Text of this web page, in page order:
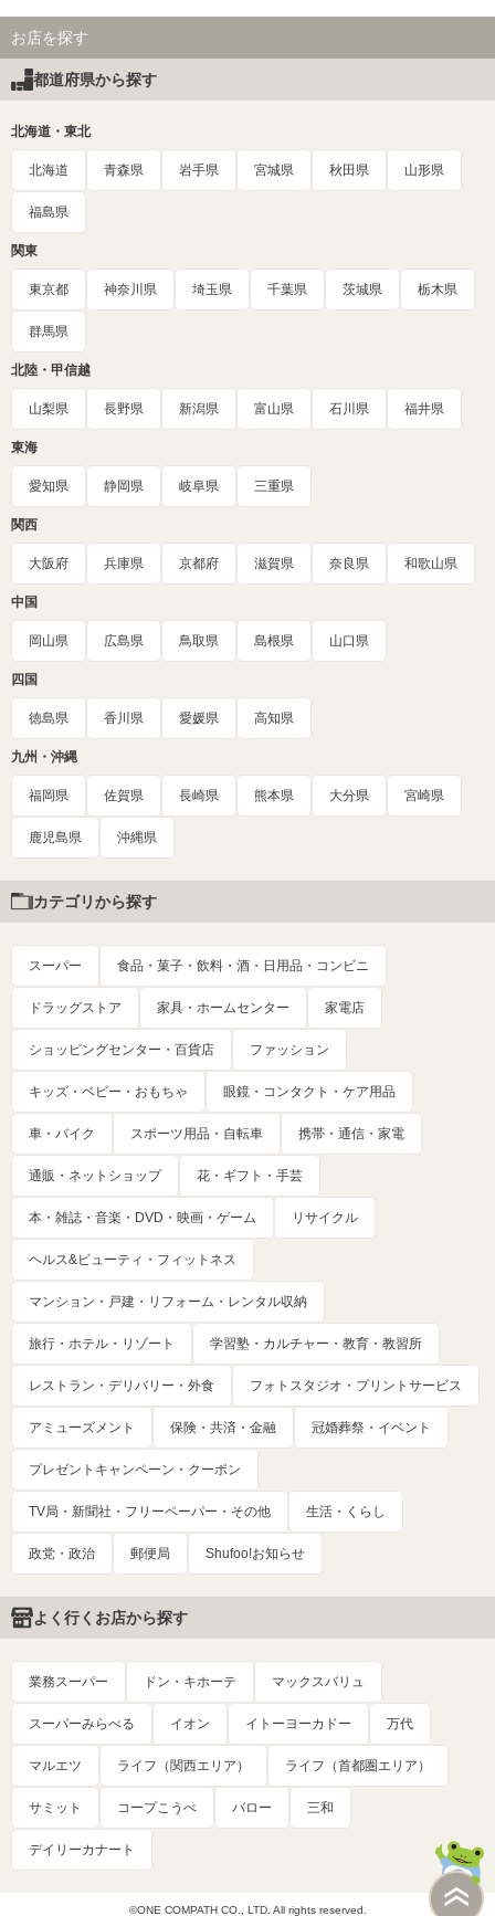
お店を探す
都道府県から探す
北海道・東北
北海道 青森県 岩手県 宮城県 秋田県 山形県
福島県
関東
東京都 神奈川県 埼玉県 千葉県 茨城県 栃木県
群馬県
北陸・甲信越
山梨県 長野県 新潟県 富山県 石川県 福井県
東海
愛知県 静岡県 岐阜県 三重県
関西
大阪府 兵庫県 京都府 滋賀県 奈良県 和歌山県
中国
岡山県 広島県 鳥取県 島根県 山口県
四国
徳島県 香川県 愛媛県 高知県
九州・沖縄
福岡県 佐賀県 長崎県 熊本県 大分県 宮崎県
鹿児島県 沖縄県
カテゴリから探す
スーパー 食品・菓子・飲料・酒・日用品・コンビニ
ドラッグストア 家具・ホームセンター 家電店
ショッピングセンター・百貨店 ファッション
キッズ・ベビー・おもちゃ 眼鏡・コンタクト・ケア用品
車・バイク スポーツ用品・自転車 携帯・通信・家電
通販・ネットショップ 花・ギフト・手芸
本・雑誌・音楽・DVD・映画・ゲーム リサイクル
ヘルス&ビューティ・フィットネス
マンション・戸建・リフォーム・レンタル収納
旅行・ホテル・リゾート 学習塾・カルチャー・教育・教習所
レストラン・デリバリー・外食 フォトスタジオ・プリントサービス
アミューズメント 保険・共済・金融 冠婚葬祭・イベント
プレゼントキャンペーン・クーポン
TV局・新聞社・フリーペーパー・その他 生活・くらし
政党・政治 郵便局 Shufoo!お知らせ
よく行くお店から探す
業務スーパー ドン・キホーテ マックスバリュ
スーパーみらべる イオン イトーヨーカドー 万代
マルエツ ライフ（関西エリア） ライフ（首都圏エリア）
サミット コープこうべ バロー 三和
デイリーカナート
©ONE COMPATH CO., LTD. All rights reserved.